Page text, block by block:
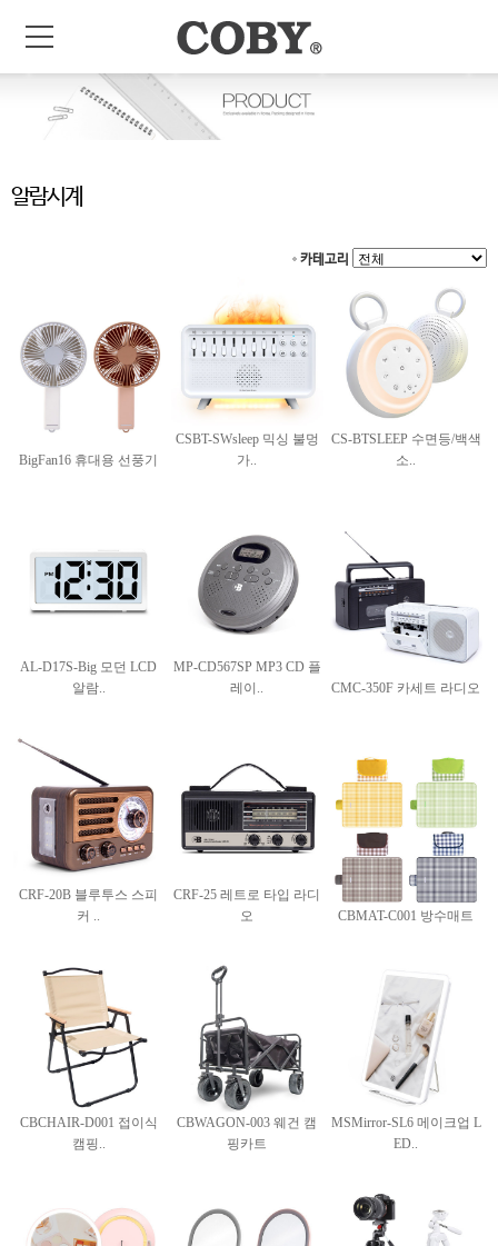
알람시계
카테고리
BigFan16 휴대용 선풍기
CSBT-SWsleep 믹싱 불멍
가..
CS-BTSLEEP 수면등/백색
소..
AL-D17S-Big 모던 LCD
알람..
MP-CD567SP MP3 CD 플
레이..
CMC-350F 카세트 라디오
CRF-20B 블루투스 스피
커 ..
CRF-25 레트로 타입 라디
오
CBMAT-C001 방수매트
CBCHAIR-D001 접이식
캠핑..
CBWAGON-003 웨건 캠
핑카트
MSMirror-SL6 메이크업 L
ED..